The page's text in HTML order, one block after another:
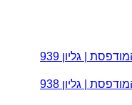
| גליון 939
| גליון 938